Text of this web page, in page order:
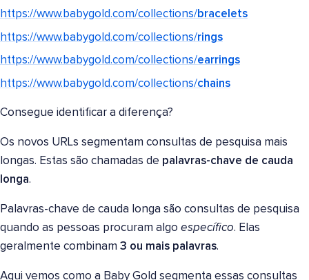
https://www.babygold.com/collections/bracelets
https://www.babygold.com/collections/rings
https://www.babygold.com/collections/earrings
https://www.babygold.com/collections/chains
Consegue identificar a diferença?
Os novos URLs segmentam consultas de pesquisa mais
longas. Estas são chamadas de palavras-chave de cauda
longa.
Palavras-chave de cauda longa são consultas de pesquisa
quando as pessoas procuram algo específico. Elas
geralmente combinam 3 ou mais palavras.
Aqui vemos como a Baby Gold segmenta essas consultas